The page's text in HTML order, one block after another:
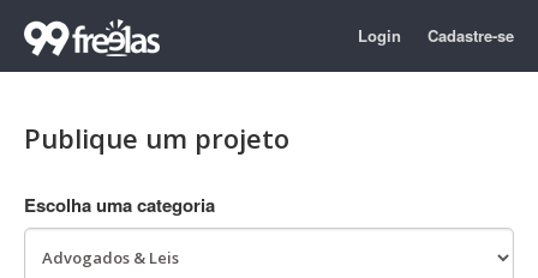
Login Cadastre-se
Publique um projeto
Escolha uma categoria